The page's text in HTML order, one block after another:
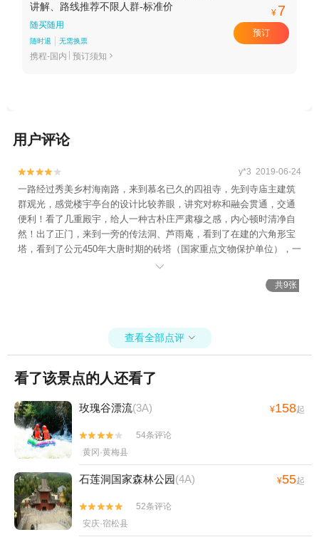
讲解、路线推荐不限人群-标准价
随买随用
随时退 无需换票
携程-国内 预订须知 
¥ 7
预订
用户评论

 y*3 2019-06-24
一路经过秀美乡村海南路，来到慕名已久的四祖寺，先到寺庙主建筑
群观光，感觉楼宇亭台的设计比较养眼，讲究对称和融会贯通，交通
便利！看了几重殿宇，给人一种古朴庄严肃穆之感，内心顿时清净自
然！出了正门，来到一旁的传法洞、芦雨庵，看到了在建的六角形宝
塔，看到了公元450年大唐时期的砖塔（国家重点文物保护单位），一

共9张
查看全部点评 
看了该景点的人还看了
玫瑰谷漂流(3A) ¥158起


54条评论
黄冈·黄梅县
石莲洞国家森林公园(4A) ¥55起


52条评论
安庆·宿松县